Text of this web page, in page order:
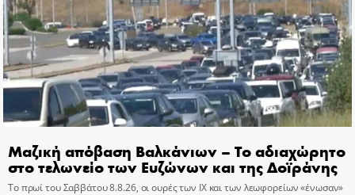
Μαζική απόβαση Βαλκάνιων – Το αδιαχώρητο
στο τελωνείο των Ευζώνων και της Δοϊράνης
Το πρωί του Σαββάτου 8.8.26, οι ουρές των ΙΧ και των λεωφορείων «ένωσαν»